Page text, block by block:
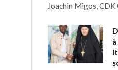
Joachin Migos,